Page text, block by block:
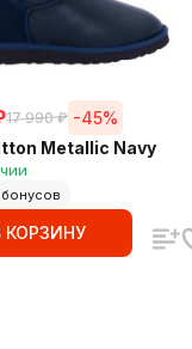
17 990 ₽ -45%
Metallic Navy
бонусов
КОРЗИНУ